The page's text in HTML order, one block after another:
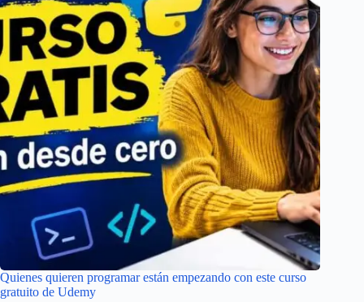
Quienes quieren programar están empezando con este curso
gratuito de Udemy